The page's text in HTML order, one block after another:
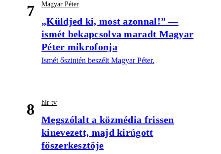
7 Magyar Péter
„Küldjed ki, most azonnal!” —
ismét bekapcsolva maradt Magyar
Péter mikrofonja
Ismét őszintén beszélt Magyar Péter.
8 hír tv
Megszólalt a közmédia frissen
kinevezett, majd kirúgott
főszerkesztője